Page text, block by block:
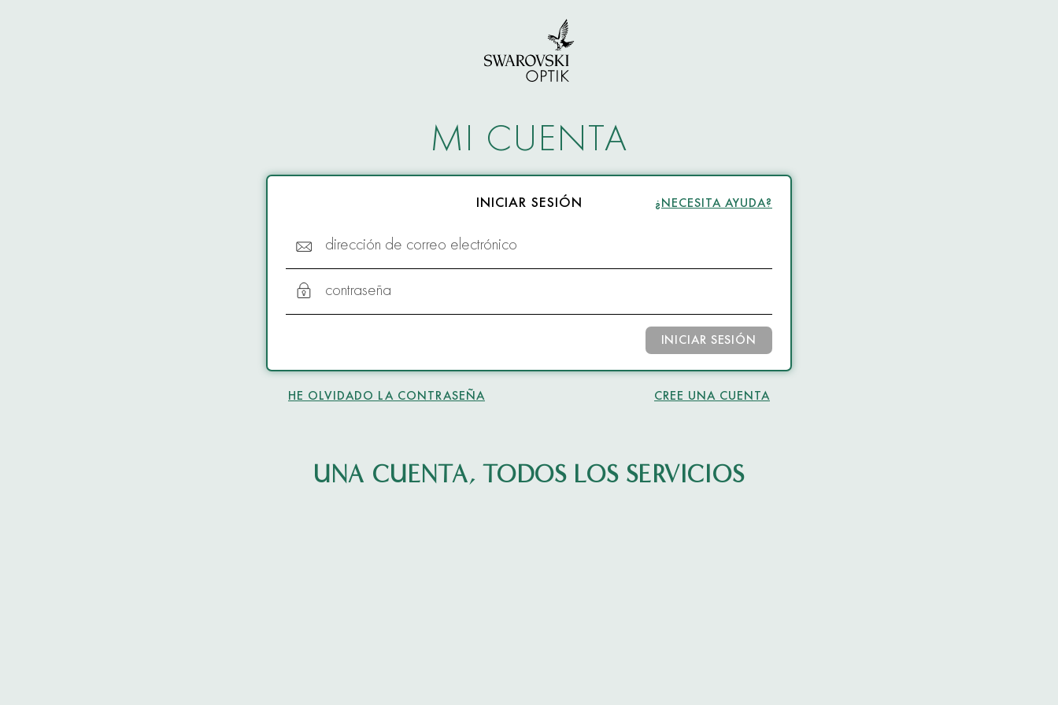
MI CUENTA
INICIAR SESIÓN ¿NECESITA AYUDA?
dirección de correo electrónico
contraseña
INICIAR SESIÓN
HE OLVIDADO LA CONTRASEÑA CREE UNA CUENTA
UNA CUENTA, TODOS LOS SERVICIOS